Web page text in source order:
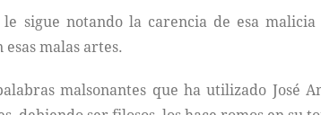
le sigue notando la carencia de esa
malas artes.
malsonantes que ha utilizado José